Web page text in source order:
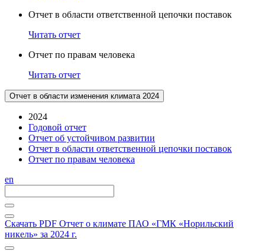
Отчет в области ответственной цепочки поставок
Читать отчет
Отчет по правам человека
Читать отчет
Отчет в области изменения климата 2024
2024
Годовой отчет
Отчет об устойчивом развитии
Отчет в области ответственной цепочки поставок
Отчет по правам человека
en
Скачать PDF Отчет о климате ПАО «ГМК «Норильский
никель» за 2024 г.